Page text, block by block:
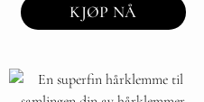
KJØP NÅ